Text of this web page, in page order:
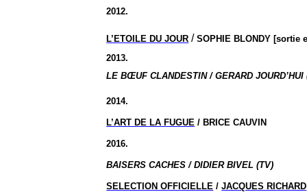
2012.
L’ETOILE DU JOUR /SOPHIE BLONDY [sortie
2013.
LE BŒUF CLANDESTIN / GERARD JOURD’HUI
2014.
L’ART DE LA FUGUE / BRICE CAUVIN
2016.
BAISERS CACHES / DIDIER BIVEL (TV)
SELECTION OFFICIELLE /JACQUES RICHARD